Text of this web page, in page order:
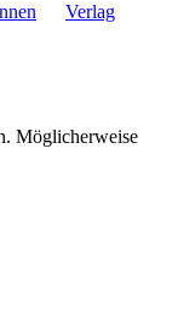
Verlag
Möglicherweise